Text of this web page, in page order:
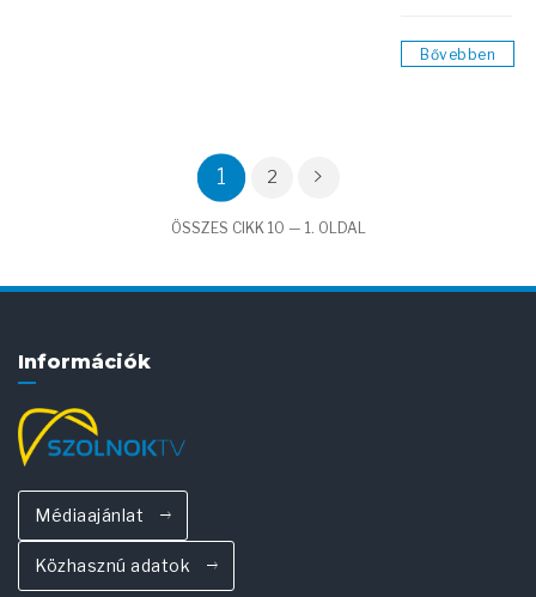
Bővebben
1 2
ÖSSZES CIKK 10 — 1. OLDAL
Információk
Médiaajánlat
Közhasznú adatok